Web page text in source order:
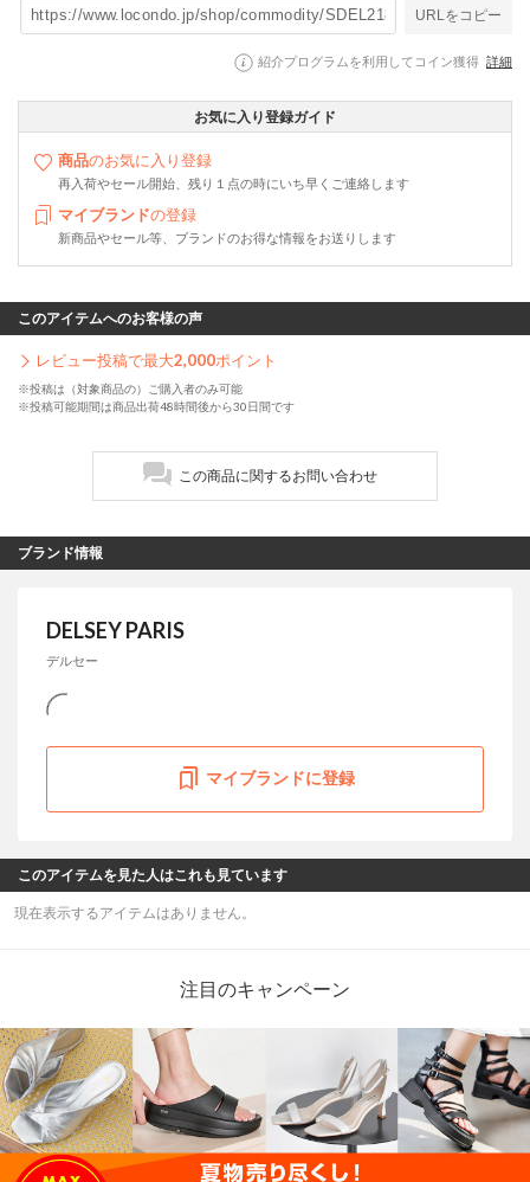
URLをコピー
紹介プログラムを利用してコイン獲得 詳細
お気に入り登録ガイド
商品のお気に入り登録
再入荷やセール開始、残り１点の時にいち早くご連絡します
マイブランドの登録
新商品やセール等、ブランドのお得な情報をお送りします
このアイテムへのお客様の声
レビュー投稿で最大2,000ポイント
※投稿は（対象商品の）ご購入者のみ可能
※投稿可能期間は商品出荷48時間後から30日間です
この商品に関するお問い合わせ
ブランド情報
DELSEY PARIS
デルセー
マイブランドに登録
このアイテムを見た人はこれも見ています
現在表示するアイテムはありません。
注目のキャンペーン